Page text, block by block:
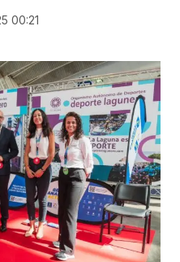
00:21